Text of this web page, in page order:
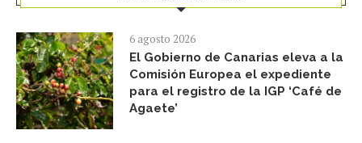
6 agosto 2026
El Gobierno de Canarias eleva a la
Comisión Europea el expediente
para el registro de la IGP ‘Café de
Agaete’